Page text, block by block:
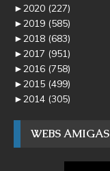
►2020 (227)
►2019 (585)
►2018 (683)
►2017 (951)
►2016 (758)
►2015 (499)
►2014 (305)
WEBS AMIGAS